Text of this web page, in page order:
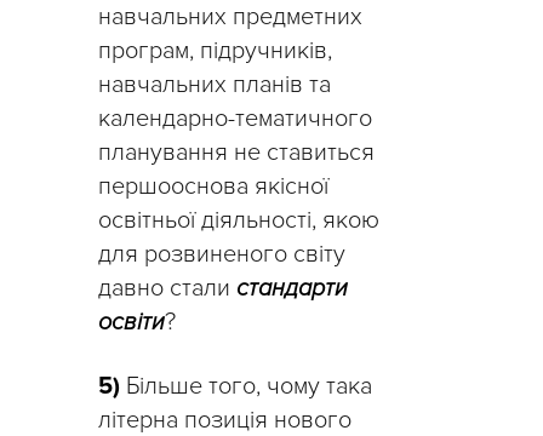
навчальних предметних
програм, підручників,
навчальних планів та
календарно-тематичного
планування не ставиться
першооснова якісної
освітньої діяльності, якою
для розвиненого світу
давно стали стандарти
освіти?
5) Більше того, чому така
літерна позиція нового